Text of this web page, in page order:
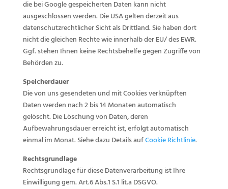
die bei Google gespeicherten Daten kann nicht
ausgeschlossen werden. Die USA gelten derzeit aus
datenschutzrechtlicher Sicht als Drittland. Sie haben dort
nicht die gleichen Rechte wie innerhalb der EU/ des EWR.
Ggf. stehen Ihnen keine Rechtsbehelfe gegen Zugriffe von
Behörden zu.
Speicherdauer
Die von uns gesendeten und mit Cookies verknüpften
Daten werden nach 2 bis 14 Monaten automatisch
gelöscht. Die Löschung von Daten, deren
Aufbewahrungsdauer erreicht ist, erfolgt automatisch
einmal im Monat. Siehe dazu Details aufCookie Richtlinie.
Rechtsgrundlage
Rechtsgrundlage für diese Datenverarbeitung ist Ihre
Einwilligung gem. Art.6 Abs.1 S.1 lit.a DSGVO.